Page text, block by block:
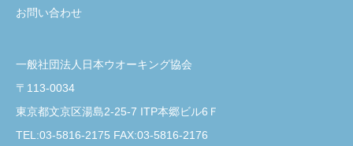
お問い合わせ
一般社団法人日本ウオーキング協会
〒113-0034
東京都文京区湯島2-25-7 ITP本郷ビル6Ｆ
TEL:03-5816-2175 FAX:03-5816-2176